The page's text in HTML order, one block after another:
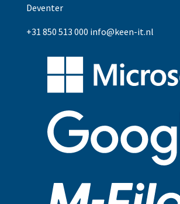
Deventer
+31 850 513 000 info@keen-it.nl